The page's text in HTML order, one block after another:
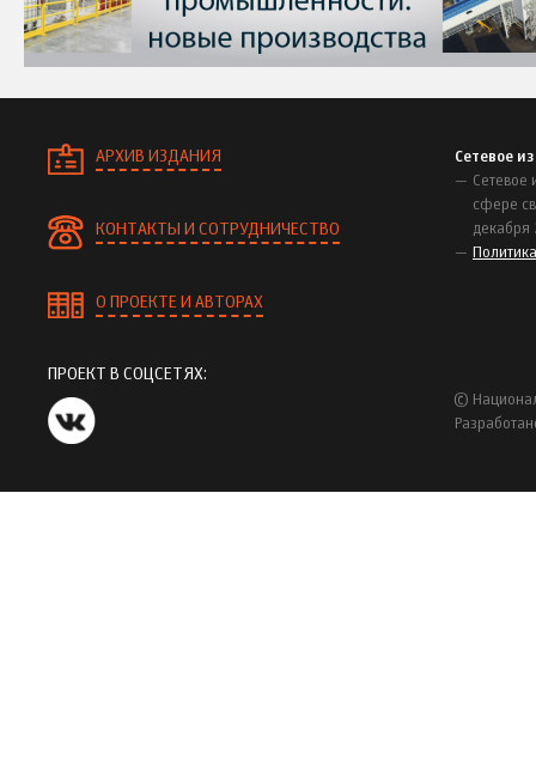
АРХИВ ИЗДАНИЯ
КОНТАКТЫ И СОТРУДНИЧЕСТВО
О ПРОЕКТЕ И АВТОРАХ
Сетевое
Сетевое
сфере
декабря
ПРОЕКТ В СОЦСЕТЯХ:
©